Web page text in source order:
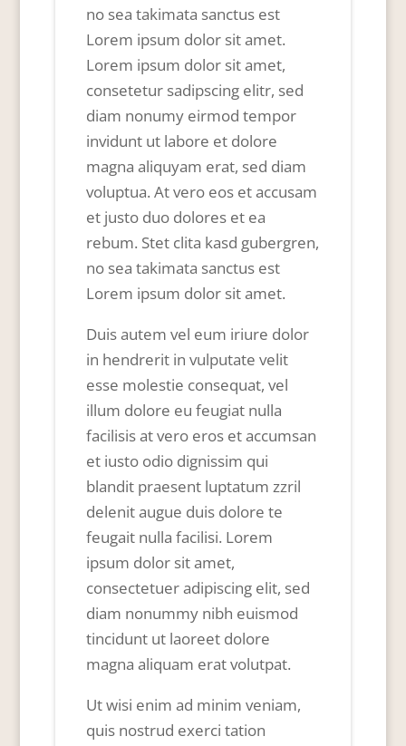
no sea takimata sanctus est
Lorem ipsum dolor sit amet.
Lorem ipsum dolor sit amet,
consetetur sadipscing elitr, sed
diam nonumy eirmod tempor
invidunt ut labore et dolore
magna aliquyam erat, sed diam
voluptua. At vero eos et accusam
et justo duo dolores et ea
rebum. Stet clita kasd gubergren,
no sea takimata sanctus est
Lorem ipsum dolor sit amet.
Duis autem vel eum iriure dolor
in hendrerit in vulputate velit
esse molestie consequat, vel
illum dolore eu feugiat nulla
facilisis at vero eros et accumsan
et iusto odio dignissim qui
blandit praesent luptatum zzril
delenit augue duis dolore te
feugait nulla facilisi. Lorem
ipsum dolor sit amet,
consectetuer adipiscing elit, sed
diam nonummy nibh euismod
tincidunt ut laoreet dolore
magna aliquam erat volutpat.
Ut wisi enim ad minim veniam,
quis nostrud exerci tation